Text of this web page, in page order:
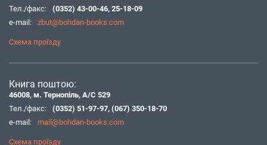
Тел./факс:
(0352) 43-00-46, 25-18-09
e-mail:
zbut@bohdan-books.com
Схема проїзду
Книга поштою:
46008, м. Тернопіль, А/С 529
Тел./факс:
(0352) 51-97-97, (067) 350-18-70
e-mail:
mail@bohdan-books.com
Схема проїзду